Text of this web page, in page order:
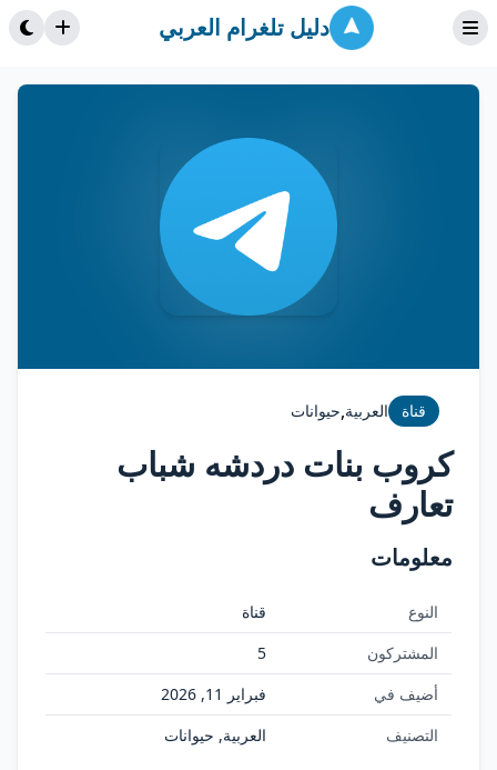
دليل تلغرام العربي
قناة العربية,حيوانات
كروب بنات دردشه شباب
تعارف
معلومات
النوع
قناة
المشتركون
5
أضيف في
فبراير 11, 2026
التصنيف
العربية, حيوانات